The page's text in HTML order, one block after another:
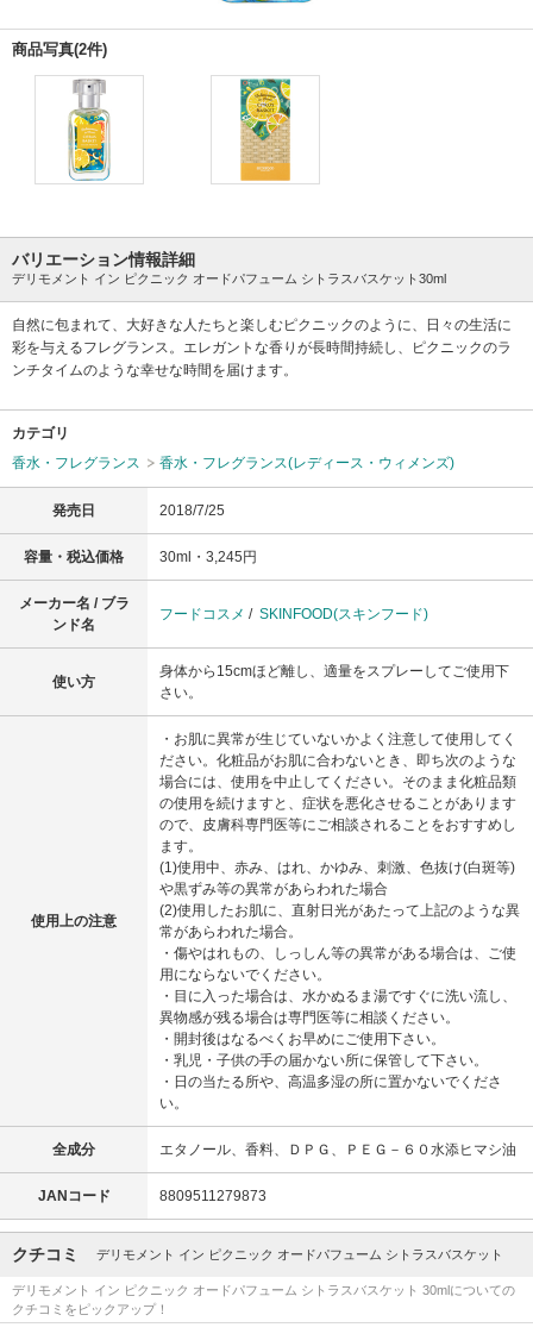
商品写真(2件)
バリエーション情報詳細
デリモメント イン ピクニック オードパフューム シトラスバスケット30ml
自然に包まれて、大好きな人たちと楽しむピクニックのように、日々の生活に
彩を与えるフレグランス。エレガントな香りが長時間持続し、ピクニックのラ
ンチタイムのような幸せな時間を届けます。
カテゴリ
香水・フレグランス
香水・フレグランス(レディース・ウィメンズ)
発売日 2018/7/25
容量・税込価格 30ml・3,245円
メーカー名 / ブラ
ンド名
フードコスメ / SKINFOOD(スキンフード)
使い方
身体から15cmほど離し、適量をスプレーしてご使用下
さい。
使用上の注意
・お肌に異常が生じていないかよく注意して使用してく
ださい。化粧品がお肌に合わないとき、即ち次のような
場合には、使用を中止してください。そのまま化粧品類
の使用を続けますと、症状を悪化させることがあります
ので、皮膚科専門医等にご相談されることをおすすめし
ます。
(1)使用中、赤み、はれ、かゆみ、刺激、色抜け(白斑等)
や黒ずみ等の異常があらわれた場合
(2)使用したお肌に、直射日光があたって上記のような異
常があらわれた場合。
・傷やはれもの、しっしん等の異常がある場合は、ご使
用にならないでください。
・目に入った場合は、水かぬるま湯ですぐに洗い流し、
異物感が残る場合は専門医等に相談ください。
・開封後はなるべくお早めにご使用下さい。
・乳児・子供の手の届かない所に保管して下さい。
・日の当たる所や、高温多湿の所に置かないでくださ
い。
全成分 エタノール、香料、ＤＰＧ、ＰＥＧ－６０水添ヒマシ油
JANコード 8809511279873
クチコミ デリモメント イン ピクニック オードパフューム シトラスバスケット
デリモメント イン ピクニック オードパフューム シトラスバスケット 30mlについての
クチコミをピックアップ！